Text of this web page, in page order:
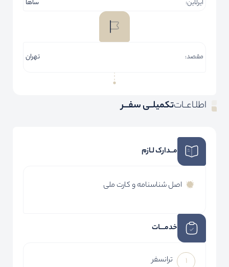
ایرلاین:
ساها
مقصد: تهران
اطلـاعــاتتکمیلــی سفـــر
مــدارک لـازم
اصل شناسنامه و کارت ملی
خدمـــات
ترانسفر